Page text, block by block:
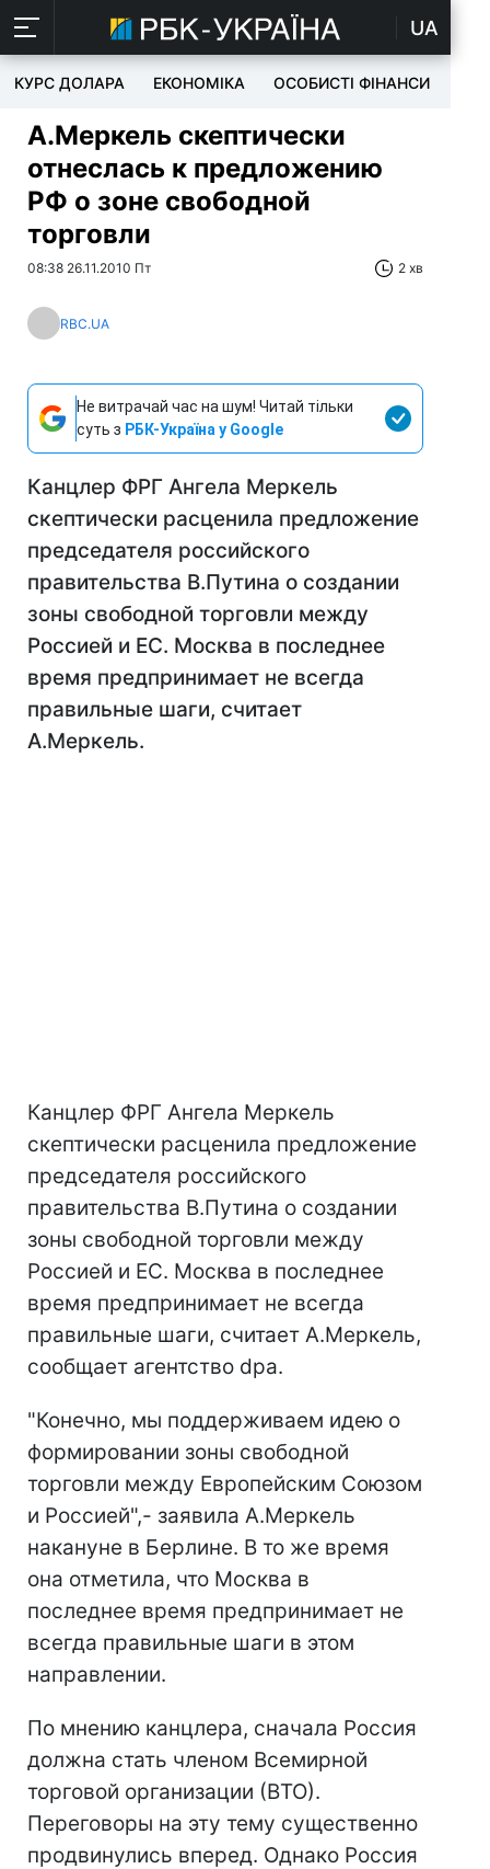
UA
КУРС ДОЛАРА ЕКОНОМІКА ОСОБИСТІ ФІНАНСИ
А.Меркель скептически
отнеслась к предложению
РФ о зоне свободной
торговли
08:38 26.11.2010 Пт 2 хв
RBC.UA
Не витрачай час на шум! Читай тільки
суть з РБК-Україна у Google
Канцлер ФРГ Ангела Меркель
скептически расценила предложение
председателя российского
правительства В.Путина о создании
зоны свободной торговли между
Россией и ЕС. Москва в последнее
время предпринимает не всегда
правильные шаги, считает
А.Меркель.
Канцлер ФРГ Ангела Меркель
скептически расценила предложение
председателя российского
правительства В.Путина о создании
зоны свободной торговли между
Россией и ЕС. Москва в последнее
время предпринимает не всегда
правильные шаги, считает А.Меркель,
сообщает агентство dpa.
"Конечно, мы поддерживаем идею о
формировании зоны свободной
торговли между Европейским Союзом
и Россией",- заявила А.Меркель
накануне в Берлине. В то же время
она отметила, что Москва в
последнее время предпринимает не
всегда правильные шаги в этом
направлении.
По мнению канцлера, сначала Россия
должна стать членом Всемирной
торговой организации (ВТО).
Переговоры на эту тему существенно
продвинулись вперед. Однако Россия